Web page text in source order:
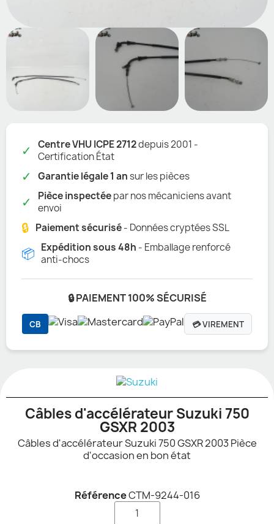
✓ Centre VHU ICPE 2712depuis 2001 -
Certification État
✓ Garantie légale 1 ansur les pièces
✓ Pièce inspectéepar nos mécaniciens avant
envoi
🔒 Paiement sécurisé- Données cryptées SSL
📦 Expédition sous 48h - Emballage renforcé
anti-chocs
🔒 PAIEMENT 100% SÉCURISÉ
CB 💳 VIREMENT
Câbles d'accélérateur Suzuki 750
GSXR 2003
Câbles d'accélérateur Suzuki 750 GSXR 2003 Pièce
d'occasion en bon état
RéférenceCTM-9244-016